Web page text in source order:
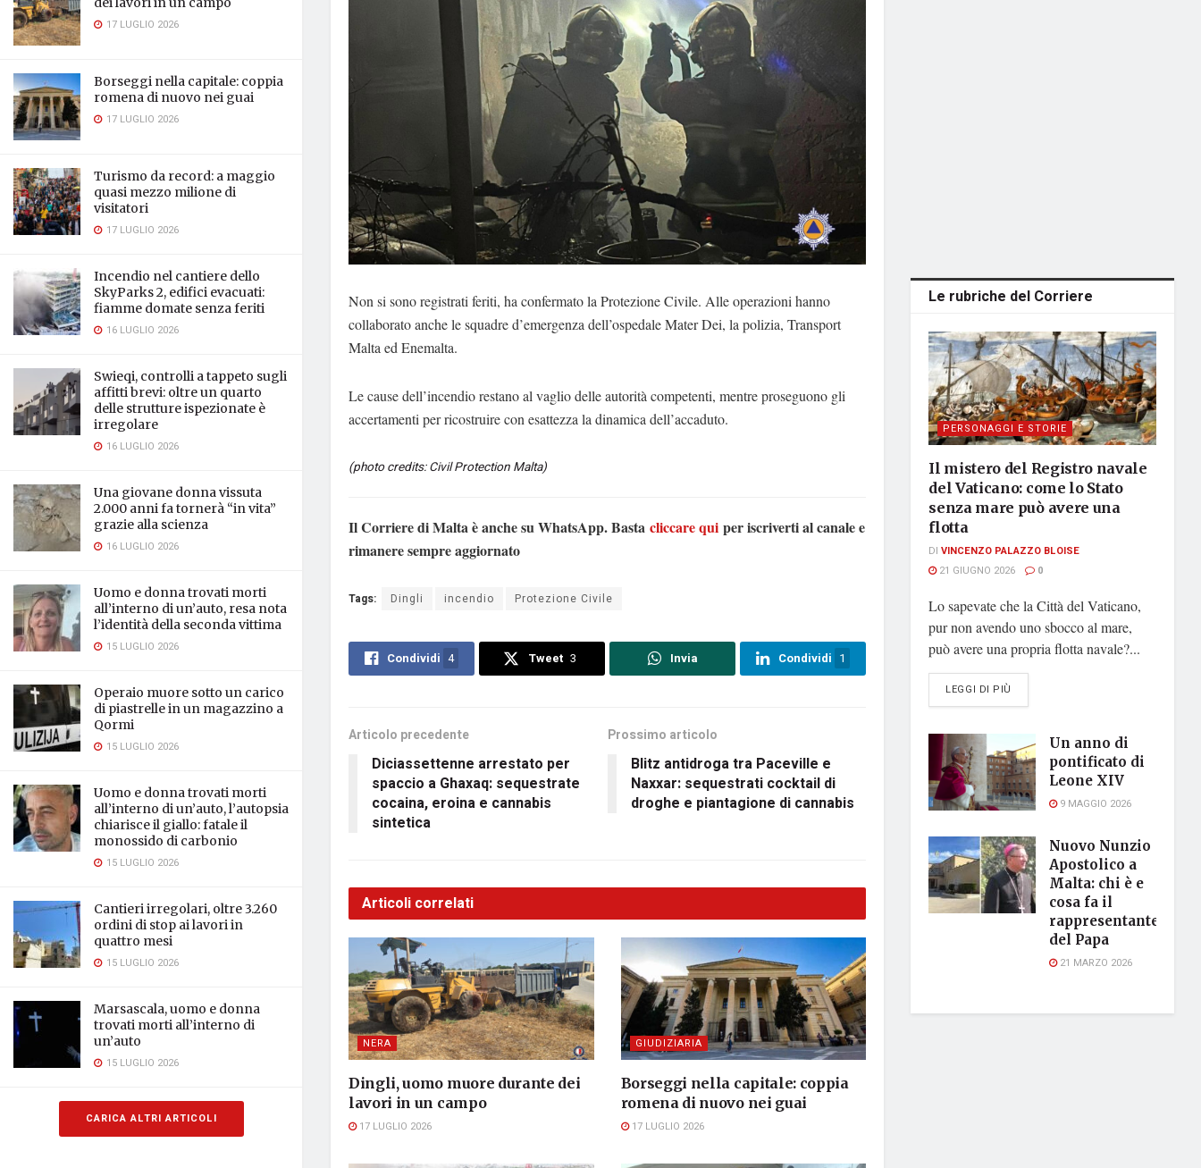
17 LUGLIO 2026
Borseggi nella capitale: coppia
romena di nuovo nei guai
17 LUGLIO 2026
Turismo da record: a maggio
quasi mezzo milione di
visitatori
17 LUGLIO 2026
Incendio nel cantiere dello
SkyParks 2, edifici evacuati:
fiamme domate senza feriti
16 LUGLIO 2026
Swieqi, controlli a tappeto sugli
affitti brevi: oltre un quarto
delle strutture ispezionate è
irregolare
16 LUGLIO 2026
Una giovane donna vissuta
2.000 anni fa tornerà “in vita”
grazie alla scienza
16 LUGLIO 2026
Uomo e donna trovati morti
all’interno di un’auto, resa nota
l’identità della seconda vittima
15 LUGLIO 2026
Operaio muore sotto un carico
di piastrelle in un magazzino a
Qormi
15 LUGLIO 2026
Uomo e donna trovati morti
all’interno di un’auto, l’autopsia
chiarisce il giallo: fatale il
monossido di carbonio
15 LUGLIO 2026
Cantieri irregolari, oltre 3.260
ordini di stop ai lavori in
quattro mesi
15 LUGLIO 2026
Marsascala, uomo e donna
trovati morti all’interno di
un’auto
15 LUGLIO 2026
CARICA ALTRI ARTICOLI
Non si sono registrati feriti, ha confermato la Protezione Civile. Alle operazioni hanno
collaborato anche le squadre d’emergenza dell’ospedale Mater Dei, la polizia, Transport
Malta ed Enemalta.
Le cause dell’incendio restano al vaglio delle autorità competenti, mentre proseguono gli
accertamenti per ricostruire con esattezza la dinamica dell’accaduto.
(photo credits: Civil Protection Malta)
Il Corriere di Malta è anche su WhatsApp. Basta cliccare qui per iscriverti al canale e
rimanere sempre aggiornato
Tags: Dingli incendio Protezione Civile
Condividi 4 Tweet 3 Invia Condividi 1
Articolo precedente
Diciassettenne arrestato per
spaccio a Ghaxaq: sequestrate
cocaina, eroina e cannabis
sintetica
Prossimo articolo
Blitz antidroga tra Paceville e
Naxxar: sequestrati cocktail di
droghe e piantagione di cannabis
Articoli correlati
NERA
Dingli, uomo muore durante dei
lavori in un campo
17 LUGLIO 2026
GIUDIZIARIA
Borseggi nella capitale: coppia
romena di nuovo nei guai
17 LUGLIO 2026
Le rubriche del Corriere
PERSONAGGI E STORIE
Il mistero del Registro navale
del Vaticano: come lo Stato
senza mare può avere una
flotta
DI VINCENZO PALAZZO BLOISE
21 GIUGNO 2026
0
Lo sapevate che la Città del Vaticano,
pur non avendo uno sbocco al mare,
può avere una propria flotta navale?...
LEGGI DI PIÙ
Un anno di
pontificato di
Leone XIV
9 MAGGIO 2026
Nuovo Nunzio
Apostolico a
Malta: chi è e
cosa fa il
rappresentante
del Papa
21 MARZO 2026